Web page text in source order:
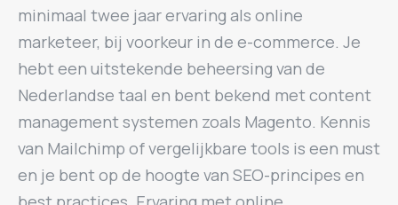
minimaal twee jaar ervaring als online
marketeer, bij voorkeur in de e-commerce. Je
hebt een uitstekende beheersing van de
Nederlandse taal en bent bekend met content
management systemen zoals Magento. Kennis
van Mailchimp of vergelijkbare tools is een must
en je bent op de hoogte van SEO-principes en